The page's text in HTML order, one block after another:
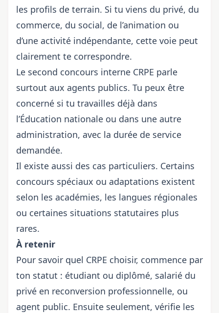
les profils de terrain. Si tu viens du privé, du
commerce, du social, de l’animation ou
d’une activité indépendante, cette voie peut
clairement te correspondre.
Le second concours interne CRPE parle
surtout aux agents publics. Tu peux être
concerné si tu travailles déjà dans
l’Éducation nationale ou dans une autre
administration, avec la durée de service
demandée.
Il existe aussi des cas particuliers. Certains
concours spéciaux ou adaptations existent
selon les académies, les langues régionales
ou certaines situations statutaires plus
rares.
À retenir
Pour savoir quel CRPE choisir, commence par
ton statut : étudiant ou diplômé, salarié du
privé en reconversion professionnelle, ou
agent public. Ensuite seulement, vérifie les